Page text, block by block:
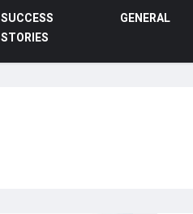
SUCCESS
STORIES
GENERAL